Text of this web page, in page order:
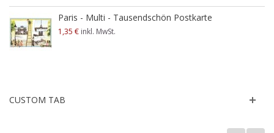
Paris - Multi - Tausendschön Postkarte
1,35 € inkl. MwSt.
CUSTOM TAB